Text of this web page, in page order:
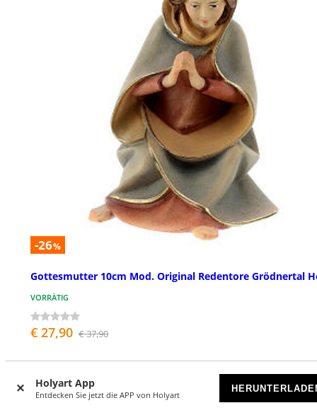
Holyart App
Entdecken Sie jetzt die APP von Holyart
-26%
Gottesmutter 10cm Mod. Original Redentore Grödnertal
VORRÄTIG
€ 27,90 € 37,90